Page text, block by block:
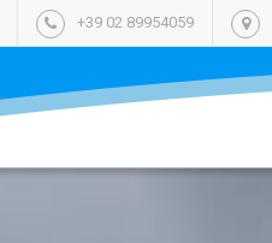
+39 02 89954059